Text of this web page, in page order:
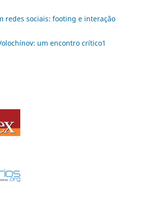
redes sociais: footing e interação
um encontro crítico1